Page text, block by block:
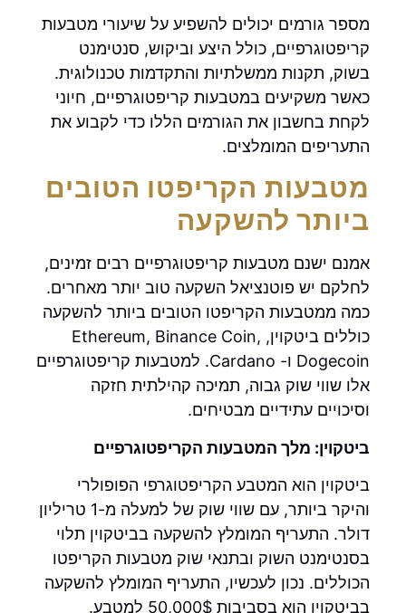
מספר גורמים יכולים להשפיע על שיעורי מטבעות
קריפטוגרפיים, כולל היצע וביקוש, סנטימנט
בשוק, תקנות ממשלתיות והתקדמות טכנולוגית.
כאשר משקיעים במטבעות קריפטוגרפיים, חיוני
לקחת בחשבון את הגורמים הללו כדי לקבוע את
התעריפים המומלצים.
מטבעות הקריפטו הטובים
ביותר להשקעה
אמנם ישנם מטבעות קריפטוגרפיים רבים זמינים,
לחלקם יש פוטנציאל השקעה טוב יותר מאחרים.
כמה ממטבעות הקריפטו הטובים ביותר להשקעה
כוללים ביטקוין, Ethereum, Binance Coin,
Dogecoin ו- Cardano. למטבעות קריפטוגרפיים
אלו שווי שוק גבוה, תמיכה קהילתית חזקה
וסיכויים עתידיים מבטיחים.
ביטקוין: מלך המטבעות הקריפטוגרפיים
ביטקוין הוא המטבע הקריפטוגרפי הפופולרי
והיקר ביותר, עם שווי שוק של למעלה מ-1 טריליון
דולר. התעריף המומלץ להשקעה בביטקוין תלוי
בסנטימנט השוק ובתנאי שוק מטבעות הקריפטו
הכוללים. נכון לעכשיו, התעריף המומלץ להשקעה
בביטקוין הוא בסביבות 50,000$ למטבע.